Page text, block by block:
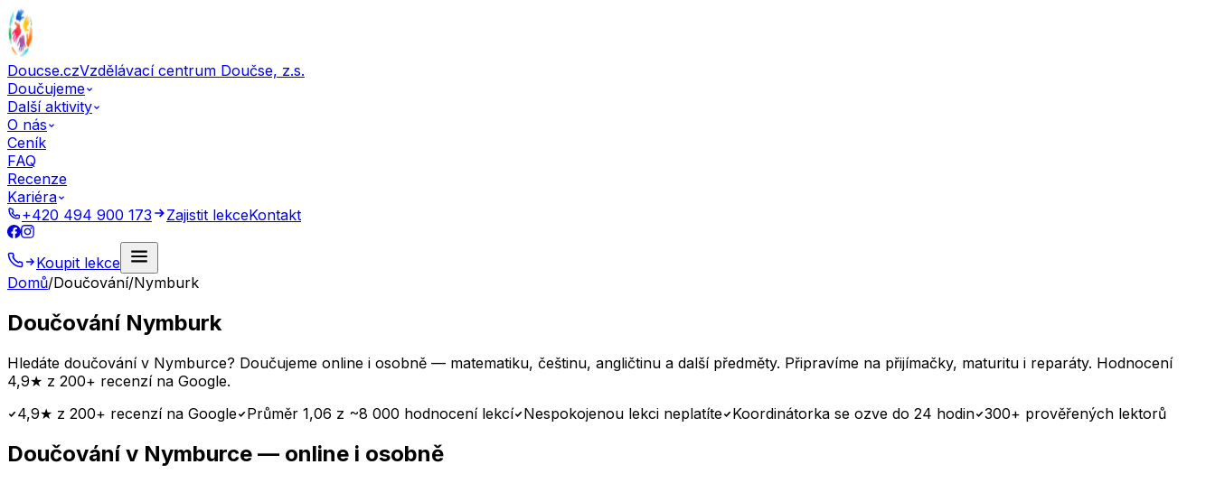
Doucse.czVzdělávací centrum Doučse, z.s.
Doučujeme
Další aktivity
O nás
Ceník
FAQ
Recenze
Kariéra
+420 494 900 173
Zajistit lekceKontakt
Koupit lekce
Domů/Doučování/Nymburk
Doučování Nymburk
Hledáte doučování v Nymburce? Doučujeme online i osobně — matematiku, češtinu, angličtinu a další předměty. Připravíme na přijímačky, maturitu i reparáty. Hodnocení
4,9★ z 200+ recenzí na Google.
4,9★ z 200+ recenzí na Google Průměr 1,06 z ~8 000 hodnocení lekcí Nespokojenou lekci neplatíte Koordinátorka se ozve do 24 hodin 300+ prověřených lektorů
Doučovánív Nymburce — online i osobně